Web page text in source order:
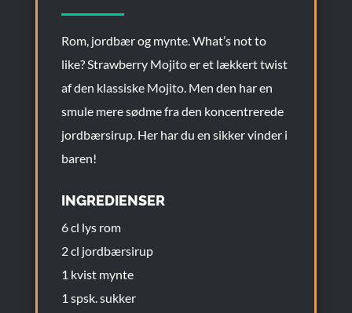
Rom, jordbær og mynte. What’s not to
like? Strawberry Mojito er et lækkert twist
af den klassiske Mojito. Men den har en
smule mere sødme fra den koncentrerede
jordbærsirup. Her har du en sikker vinder i
baren!
INGREDIENSER
6 cl lys rom
2 cl jordbærsirup
1 kvist mynte
1 spsk. sukker